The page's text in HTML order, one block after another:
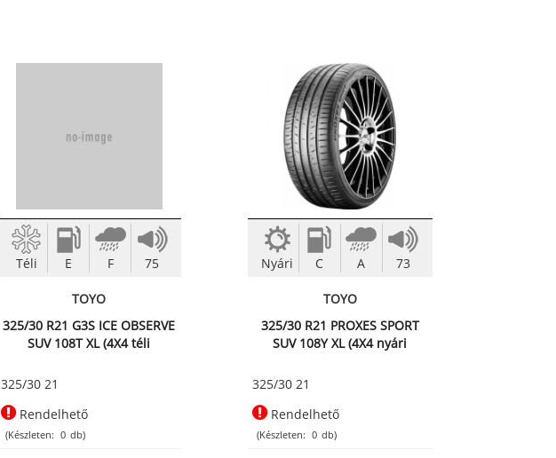
Téli E F 75
TOYO
325/30 R21 G3S ICE OBSERVE
SUV 108T XL (4X4 téli
325/30 21
Rendelhető
(Készleten: 0 db)
Nyári C A 73
TOYO
325/30 R21 PROXES SPORT
SUV 108Y XL (4X4 nyári
325/30 21
Rendelhető
(Készleten: 0 db)